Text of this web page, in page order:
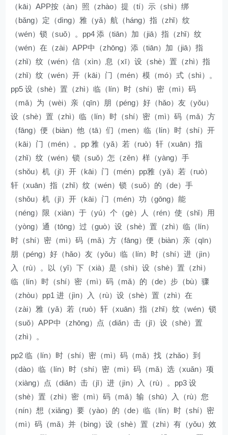
（kāi）APP按（àn）照（zhào）提（tí）示（shì）绑
（bǎng）定（dìng）雅（yǎ）航（háng）指（zhǐ）纹
（wén）锁（suǒ）。pp4 添（tiān）加（jiā）指（zhǐ）纹
（wén）在（zài）APP中（zhōng）添（tiān）加（jiā）指
（zhǐ）纹（wén）信（xìn）息（xī）设（shè）置（zhì）指
（zhǐ）纹（wén）开（kāi）门（mén）模（mó）式（shì）。
pp5 设（shè）置（zhì）临（lín）时（shí）密（mì）码
（mǎ）为（wèi）亲（qīn）朋（péng）好（hǎo）友（yǒu）
设（shè）置（zhì）临（lín）时（shí）密（mì）码（mǎ）方
（fāng）便（biàn）他（tā）们（men）临（lín）时（shí）开
（kāi）门（mén）。pp 雅（yǎ）若（ruò）轩（xuān）指
（zhǐ）纹（wén）锁（suǒ）怎（zěn）样（yàng）手
（shǒu）机（jī）开（kāi）门（mén）pp雅（yǎ）若（ruò）
轩（xuān）指（zhǐ）纹（wén）锁（suǒ）的（de）手
（shǒu）机（jī）开（kāi）门（mén）功（gōng）能
（néng）限（xiàn）于（yú）个（gè）人（rén）使（shǐ）用
（yòng）通（tōng）过（guò）设（shè）置（zhì）临（lín）
时（shí）密（mì）码（mǎ）方（fāng）便（biàn）亲（qīn）
朋（péng）好（hǎo）友（yǒu）临（lín）时（shí）进（jìn）
入（rù）。以（yǐ）下（xià）是（shì）设（shè）置（zhì）
临（lín）时（shí）密（mì）码（mǎ）的（de）步（bù）骤
（zhòu）pp1 进（jìn）入（rù）设（shè）置（zhì）在
（zài）雅（yǎ）若（ruò）轩（xuān）指（zhǐ）纹（wén）锁
（suǒ）APP中（zhōng）点（diǎn）击（jī）设（shè）置
（zhì）。
pp2 临（lín）时（shí）密（mì）码（mǎ）找（zhǎo）到
（dào）临（lín）时（shí）密（mì）码（mǎ）选（xuǎn）项
（xiàng）点（diǎn）击（jī）进（jìn）入（rù）。pp3 设
（shè）置（zhì）密（mì）码（mǎ）输（shū）入（rù）您
（nín）想（xiǎng）要（yào）的（de）临（lín）时（shí）密
（mì）码（mǎ）并（bìng）设（shè）置（zhì）有（yǒu）效